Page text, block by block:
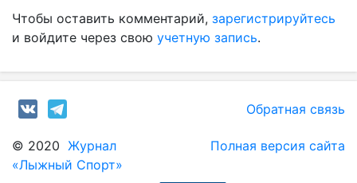
Чтобы оставить комментарий, зарегистрируйтесь
и войдите через свою учетную запись.
Обратная связь
© 2020 Журнал
«Лыжный Спорт»
Полная версия сайта